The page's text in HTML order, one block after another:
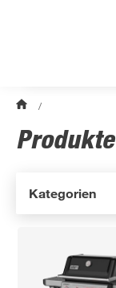
/
Produkte
Kategorien